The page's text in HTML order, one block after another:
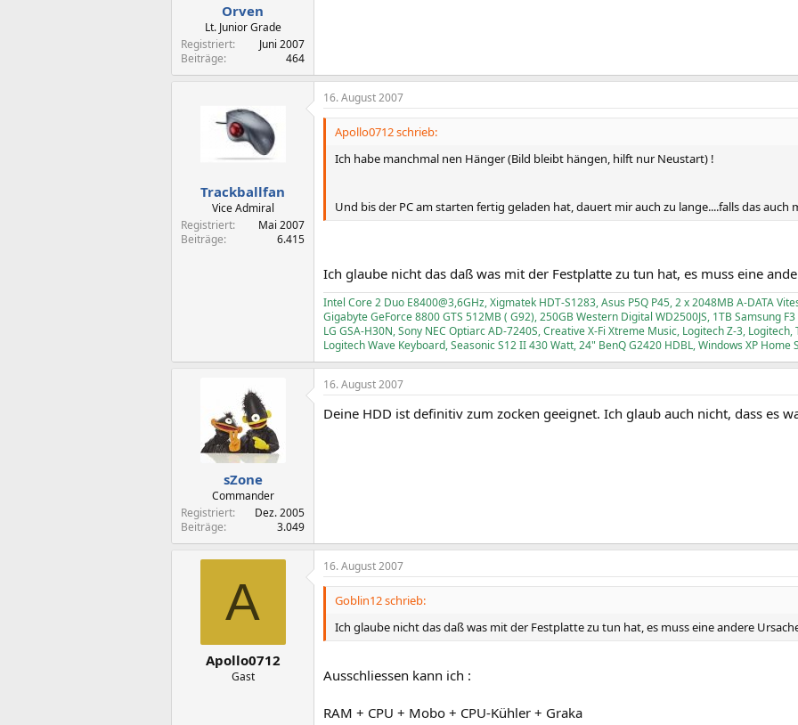
Orven
Lt. Junior Grade
Registriert
Juni 2007
Beiträge
464
Trackballfan
Vice Admiral
Registriert
Mai 2007
Beiträge
6.415
16. August 2007
Apollo0712 schrieb:
Ich habe manchmal nen Hänger (Bild bleibt hängen, hilft nur Neustart) !
Und bis der PC am starten fertig geladen hat, dauert mir auch zu lange....falls das auch
Ich glaube nicht das daß was mit der Festplatte zu tun hat, es muss eine
Intel Core 2 Duo E8400@3,6GHz, Xigmatek HDT-S1283, Asus P5Q P45, 2 x 2048MB A-DATA
Gigabyte GeForce 8800 GTS 512MB ( G92), 250GB Western Digital WD2500JS, 1TB Samsung F3
LG GSA-H30N, Sony NEC Optiarc AD-7240S, Creative X-Fi Xtreme Music, Logitech Z-3,
Logitech Wave Keyboard, Seasonic S12 II 430 Watt, 24" BenQ G2420 HDBL, Windows XP Home
sZone
Commander
Registriert
Dez. 2005
Beiträge
3.049
16. August 2007
Deine HDD ist definitiv zum zocken geeignet. Ich glaub auch nicht, dass es
A
Apollo0712
Gast
16. August 2007
Goblin12 schrieb:
Ich glaube nicht das daß was mit der Festplatte zu tun hat, es muss eine andere
Ausschliessen kann ich :
RAM + CPU + Mobo + CPU-Kühler + Graka